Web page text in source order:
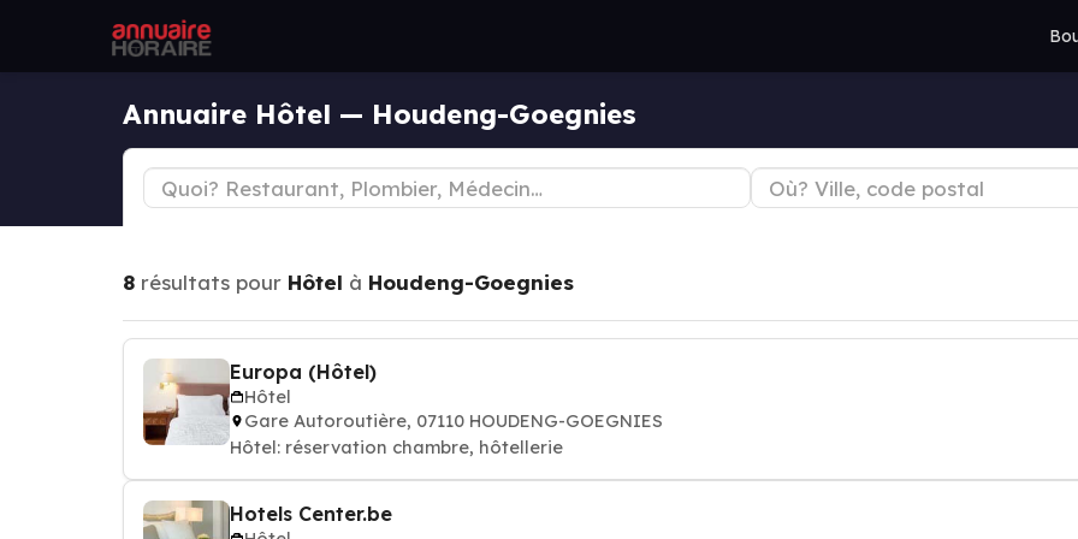
Annuaire Hôtel — Houdeng-Goegnies
8 résultats pour Hôtel à Houdeng-Goegnies
Europa (Hôtel)
Hôtel
Gare Autoroutière, 07110 HOUDENG-GOEGNIES
Hôtel: réservation chambre, hôtellerie
Hotels Center.be